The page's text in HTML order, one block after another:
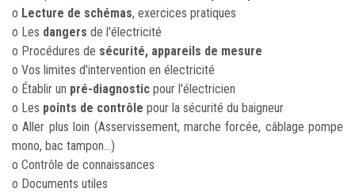
o Lecture de schémas, exercices pratiques
o Les dangers de l'électricité
o Procédures de sécurité, appareils de mesure
o Vos limites d'intervention en électricité
o Établir un pré-diagnostic pour l'électricien
o Les points de contrôle pour la sécurité du baigneur
o Aller plus loin (Asservissement, marche forcée, câblage pompe
mono, bac tampon...)
o Contrôle de connaissances
o Documents utiles